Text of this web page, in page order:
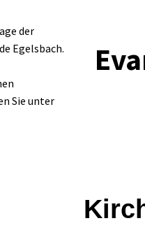
der
Egelsbach.
Sie unter